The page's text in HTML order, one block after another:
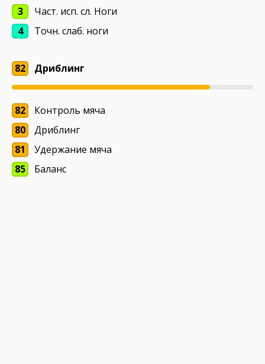
3
Част. исп. сл. Ноги
4
Точн. слаб. ноги
82 Дриблинг
82
Контроль мяча
80
Дриблинг
81
Удержание мяча
85
Баланс